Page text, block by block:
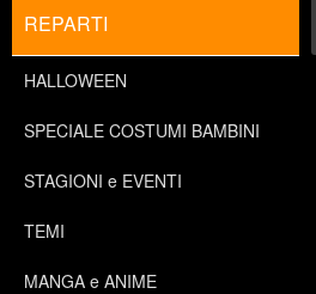
REPARTI
HALLOWEEN
SPECIALE COSTUMI BAMBINI
STAGIONI e EVENTI
TEMI
MANGA e ANIME